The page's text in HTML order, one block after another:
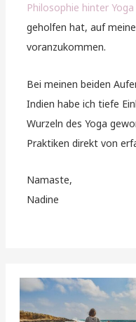
Philosophie hinter Yoga
geholfen hat, auf
voranzukommen.
Bei meinen beiden
Indien habe ich tiefe
Wurzeln des Yoga
Praktiken direkt von
Namaste,
Nadine